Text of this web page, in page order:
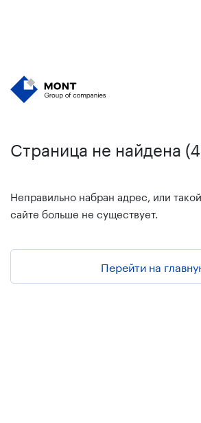
Страница не найдена
Неправильно набран адрес, или
сайте больше не существует.
Перейти на